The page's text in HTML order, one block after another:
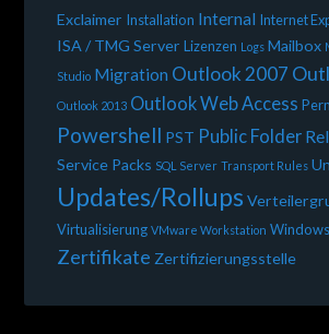
Exclaimer Installation Internal Internet
ISA / TMG Server Lizenzen Logs Mailbox
Studio Migration Outlook 2007
Outlook 2013 Outlook Web Access
Powershell PST Public Folder
Service Packs SQL Server Transport Rules
Updates/Rollups
Virtualisierung VMware Workstation
Zertifikate Zertifizierungsstelle